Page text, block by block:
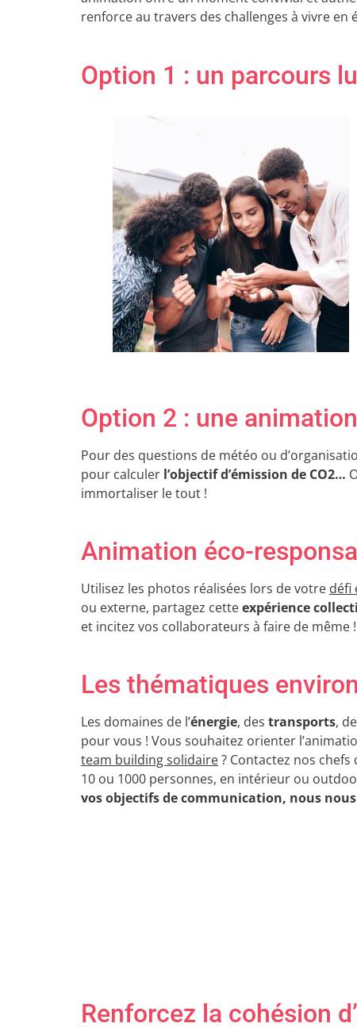
renforce au travers des challenges à vivre en
Option 1 : un parcours
Option 2 : une
Pour des questions de météo ou
pour calculer l’objectif d’émission de CO2…
immortaliser le tout !
Animation éco-
Utilisez les photos réalisées lors de votre défi
ou externe, partagez cetteexpérience
et incitez vos collaborateurs à faire de même
Les thématiques
Les domaines de l’énergie, des transports,
pour vous ! Vous souhaitez orienter
team building solidaire? Contactez nos
10 ou 1000 personnes, en intérieur ou
vos objectifs de communication, nous
Renforcez la cohésion